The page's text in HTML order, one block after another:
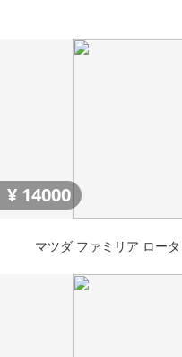
¥ 14000
マツダ ファミリア ロー